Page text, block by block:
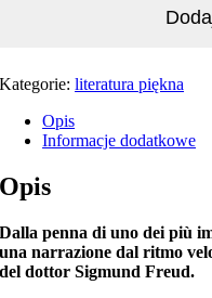
Kategorie:literatura piękna
Opis
Informacje dodatkowe
Opis
Dalla penna di uno dei più
una narrazione dal ritmo
del dottor Sigmund Freud.